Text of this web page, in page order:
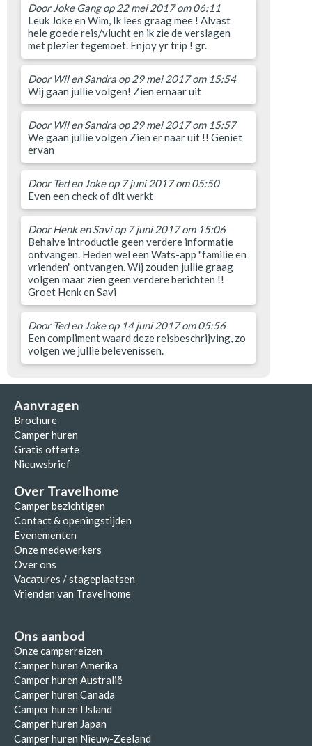
DoorJoke Gang op 22 mei 2017 om 06:11
Leuk Joke en Wim, Ik lees graag mee ! Alvast
hele goede reis/vlucht en ik zie de verslagen
met plezier tegemoet. Enjoy yr trip ! gr.
DoorWil en Sandra op 29 mei 2017 om 15:54
Wij gaan jullie volgen! Zien ernaar uit
DoorWil en Sandra op 29 mei 2017 om 15:57
We gaan jullie volgen Zien er naar uit !! Geniet
ervan
DoorTed en Joke op 7 juni 2017 om 05:50
Even een check of dit werkt
DoorHenk en Savi op 7 juni 2017 om 15:06
Behalve introductie geen verdere informatie
ontvangen. Heden wel een Wats-app "familie en
vrienden" ontvangen. Wij zouden jullie graag
volgen maar zien geen verdere berichten !!
Groet Henk en Savi
DoorTed en Joke op 14 juni 2017 om 05:56
Een compliment waard deze reisbeschrijving, zo
volgen we jullie belevenissen.
Aanvragen
Brochure
Camper huren
Gratis offerte
Nieuwsbrief
Over Travelhome
Camper bezichtigen
Contact & openingstijden
Evenementen
Onze medewerkers
Over ons
Vacatures / stageplaatsen
Vrienden van Travelhome
Ons aanbod
Onze camperreizen
Camper huren Amerika
Camper huren Australië
Camper huren Canada
Camper huren IJsland
Camper huren Japan
Camper huren Nieuw-Zeeland